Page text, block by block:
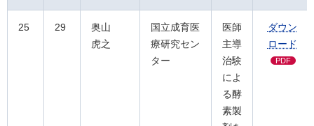
25 29
奥山
虎之
国立成育医
療研究セン
ター
医師
主導
治験
によ
る酵
素製
ダウン
ロード
PDF